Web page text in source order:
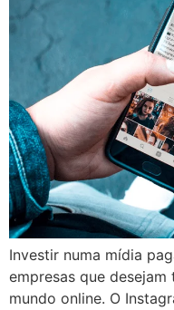
Investir numa mídia
empresas que
mundo online. O